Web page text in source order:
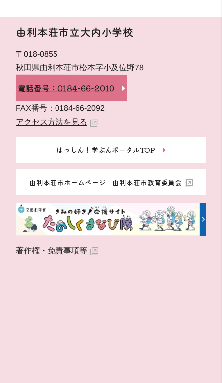
由利本荘市立大内小学校
〒018-0855
秋田県由利本荘市松本字小及位野78
電話番号：0184-66-2010
FAX番号：0184-66-2092
アクセス方法を見る
はっしん！学ぶんポータルTOP
由利本荘市ホームページ 由利本荘市教育委員会
著作権・免責事項等